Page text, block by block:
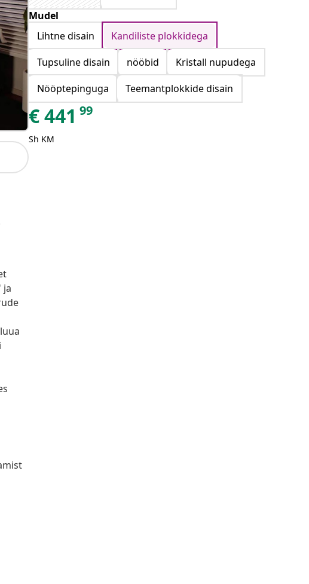
ja
Mudel
Lihtne disain
Kandiliste plokkidega
Tupsuline disain
nööbid
Kristall nupudega
Nööptepinguga
Teemantplokkide disain
€441 99
Sh KM